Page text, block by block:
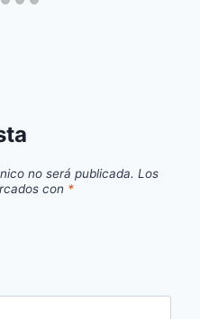
no será publicada. Los
con *